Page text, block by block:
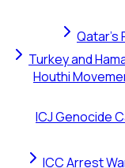
Qatar's
Turkey and
Houthi
ICJ Genocide
ICC Arrest